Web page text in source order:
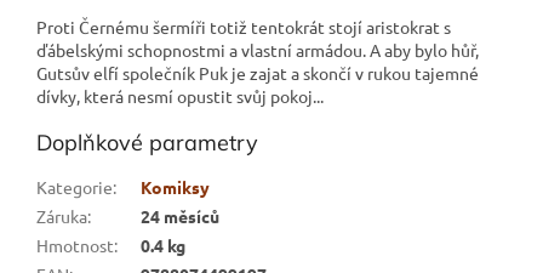
Proti Černému šermíři totiž tentokrát stojí aristokrat s
ďábelskými schopnostmi a vlastní armádou. A aby bylo hůř,
Gutsův elfí společník Puk je zajat a skončí v rukou tajemné
dívky, která nesmí opustit svůj pokoj...
Doplňkové parametry
Kategorie:
Komiksy
Záruka:
24 měsíců
Hmotnost:
0.4 kg